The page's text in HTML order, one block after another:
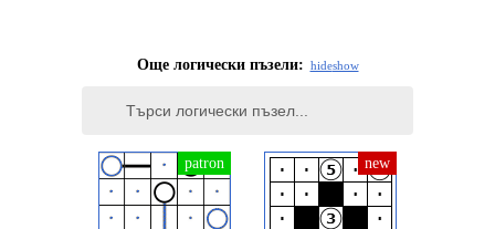
Още логически пъзели: hideshow